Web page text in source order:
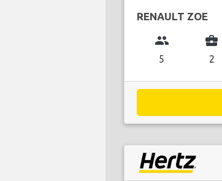
RENAULT ZOE
group
5
business_center
2